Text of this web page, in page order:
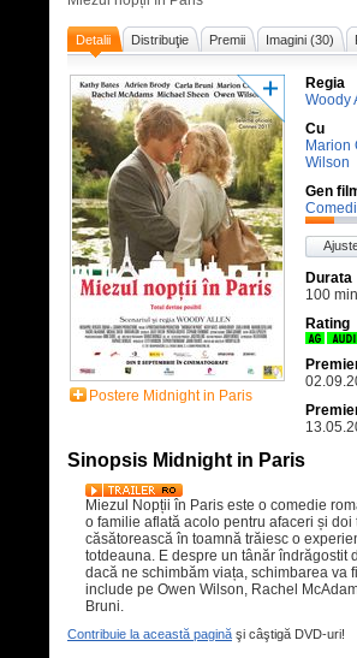
Detalii Distribuţie Premii Imagini (30)
Postere Midnight in Paris
Regia
Woody
Cu
Marion
Wilson
Gen
Durata
100
Rating
Sinopsis Midnight in Paris
Miezul Nopții în Paris este o comedie
o familie aflată acolo pentru afaceri și
căsătorească în toamnă trăiesc o
totdeauna. E despre un tânăr îndrăgostit
dacă ne schimbăm viața, schimbarea va
include pe Owen Wilson, Rachel
Bruni.
Contribuie la această pagină şi câştigă DVD-uri!